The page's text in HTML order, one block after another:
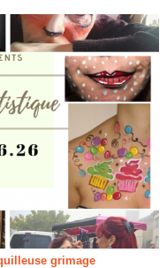
grimage